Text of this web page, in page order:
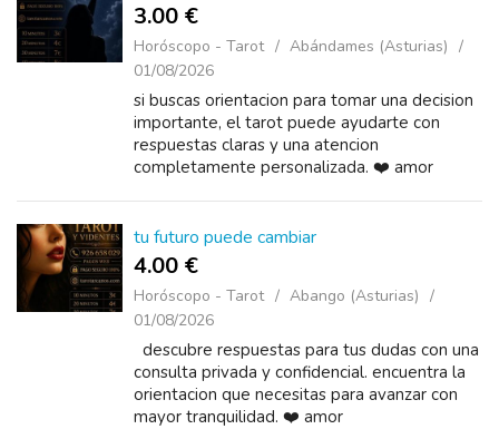
3.00 €
Horóscopo - Tarot
Abándames (Asturias)
01/08/2026
si buscas orientacion para tomar una decision
importante, el tarot puede ayudarte con
respuestas claras y una atencion
completamente personalizada. ❤️ amor
tu futuro puede cambiar
4.00 €
Horóscopo - Tarot
Abango (Asturias)
01/08/2026
descubre respuestas para tus dudas con una
consulta privada y confidencial. encuentra la
orientacion que necesitas para avanzar con
mayor tranquilidad. ❤️ amor